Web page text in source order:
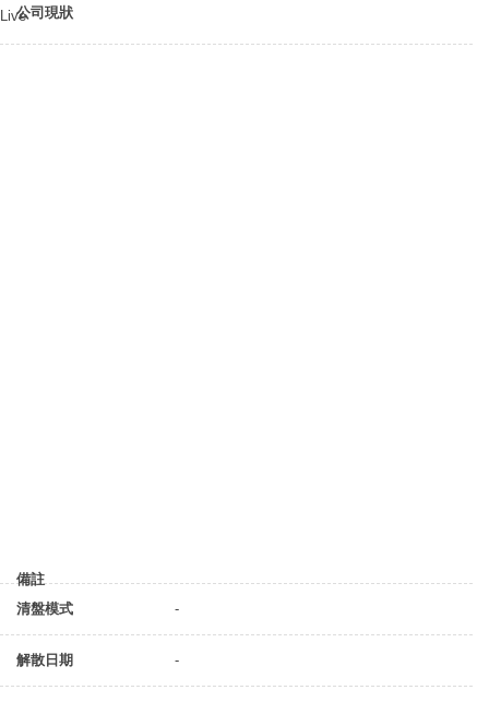
公司現狀
Live
備註
清盤模式
-
解散日期 -